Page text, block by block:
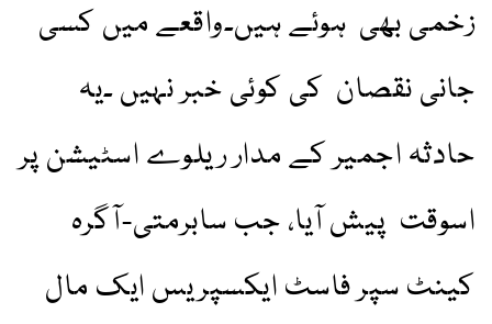
زخمی بھی ہوئے ہیں۔واقعے میں کسی
جانی نقصان کی کوئی خبر نہیں ۔یہ
حادثہ اجمیر کے مدار ریلوے اسٹیشن پر
اسوقت پیش آیا، جب سابرمتی-آگرہ
کینٹ سپر فاسٹ ایکسپریس ایک مال